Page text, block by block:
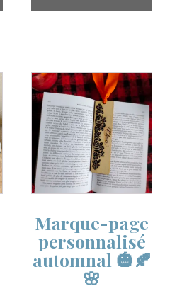
Marque-page
personnalisé
automnal 🎃🍂
🌸